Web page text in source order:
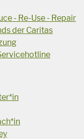
- Re-Use - Repair
der Caritas